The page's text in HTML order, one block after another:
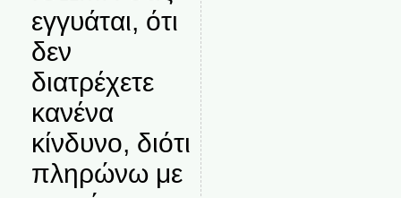
εγγυάται, ότι
δεν
διατρέχετε
κανένα
κίνδυνο, διότι
πληρώνω με